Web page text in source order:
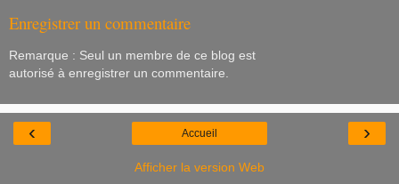
Enregistrer un commentaire
Remarque : Seul un membre de ce blog est
autorisé à enregistrer un commentaire.
‹ ›
Accueil
Afficher la version Web